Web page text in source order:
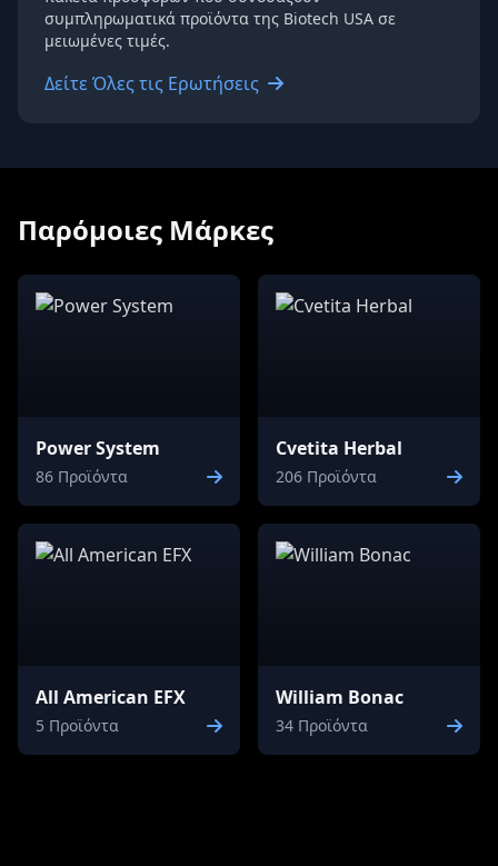
συμπληρωματικά προϊόντα της Biotech USA σε
μειωμένες τιμές.
Δείτε Όλες τις Ερωτήσεις
Παρόμοιες Μάρκες
Power System
86 Προϊόντα
Cvetita Herbal
206 Προϊόντα
All American EFX
5 Προϊόντα
William Bonac
34 Προϊόντα